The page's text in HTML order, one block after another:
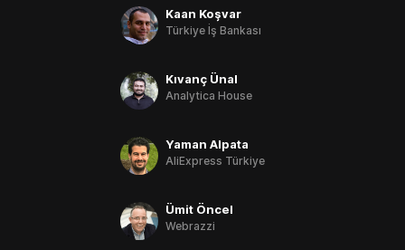
Kaan Koşvar
Türkiye İş Bankası
Kıvanç Ünal
Analytica House
Yaman Alpata
AliExpress Türkiye
Ümit Öncel
Webrazzi